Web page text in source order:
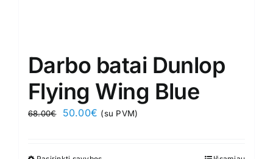
Darbo batai Dunlop
Flying Wing Blue
68.00€
Original
50.00€ Current
(su PVM)